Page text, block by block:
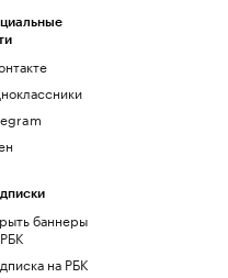
баннеры
на РБК